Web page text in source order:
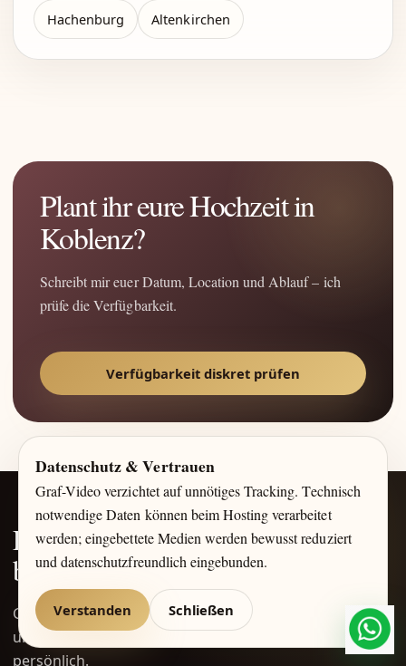
Hachenburg Altenkirchen
Plant ihr eure Hochzeit in
Koblenz?
Schreibt mir euer Datum, Location und Ablauf – ich
prüfe die Verfügbarkeit.
Verfügbarkeit diskret prüfen
Exklusive Wedding Films, die
bleiben.
Graf-Video begleitet Hochzeiten im Rheinland, in NRW
und in ausgewählten Regionen – diskret, stilvoll und
persönlich.
Datenschutz & Vertrauen
Graf-Video verzichtet auf unnötiges Tracking. Technisch
notwendige Daten können beim Hosting verarbeitet
werden; eingebettete Medien werden bewusst reduziert
und datenschutzfreundlich eingebunden.
Verstanden Schließen